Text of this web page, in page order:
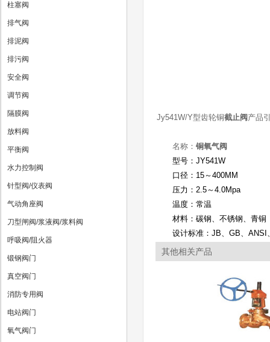
柱塞阀
排气阀
排泥阀
排污阀
安全阀
调节阀
隔膜阀
放料阀
平衡阀
水力控制阀
针型阀/仪表阀
气动角座阀
刀型闸阀/浆液阀/浆料阀
呼吸阀/阻火器
锻钢阀门
真空阀门
消防专用阀
电站阀门
氧气阀门
Jy541W/Y型齿轮铜截止阀 产品
名称： 铜氧气阀
型号：JY541W
口径：15～400MM
压力：2.5～4.0Mpa
温度：常温
材料：碳钢、不锈钢、青铜
设计标准：JB、GB、ANSI
其他相关产品